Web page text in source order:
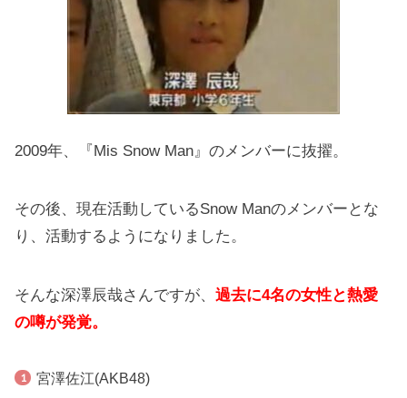
2009年、『Mis Snow Man』のメンバーに抜擢。
その後、現在活動しているSnow Manのメンバーとな
り、活動するようになりました。
そんな深澤辰哉さんですが、過去に4名の女性と熱愛
の噂が発覚。
宮澤佐江(AKB48)